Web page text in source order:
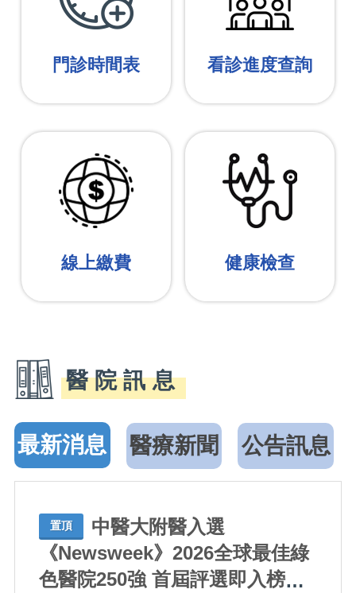
門診時間表 看診進度查詢
線上繳費 健康檢查
醫院訊息
最新消息 醫療新聞 公告訊息
置頂
中醫大附醫入選
《Newsweek》2026全球最佳綠
色醫院250強 首屆評選即入榜